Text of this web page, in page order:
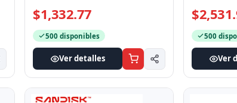
$1,332.77
500 disponibles
Ver detalles
500
Ver